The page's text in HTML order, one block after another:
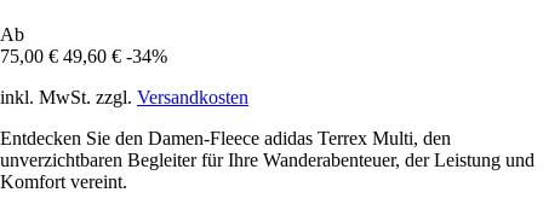
Ab
75,00 € 49,60 € -34%
inkl. MwSt. zzgl. Versandkosten
Entdecken Sie den Damen-Fleece adidas Terrex Multi, den
unverzichtbaren Begleiter für Ihre Wanderabenteuer, der Leistung und
Komfort vereint.